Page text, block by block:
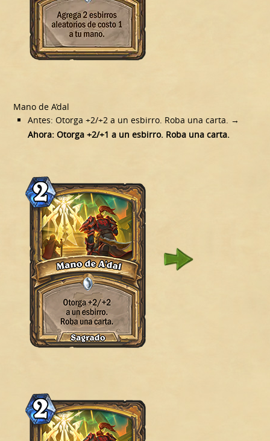
Mano de A’dal
Antes: Otorga +2/+2 a un esbirro. Roba una carta. →
Ahora: Otorga +2/+1 a un esbirro. Roba una carta.